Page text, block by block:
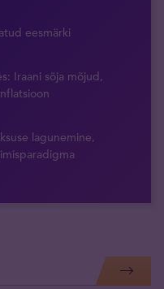
eesmärki
Iraani sõja mõjud,
lagunemine,